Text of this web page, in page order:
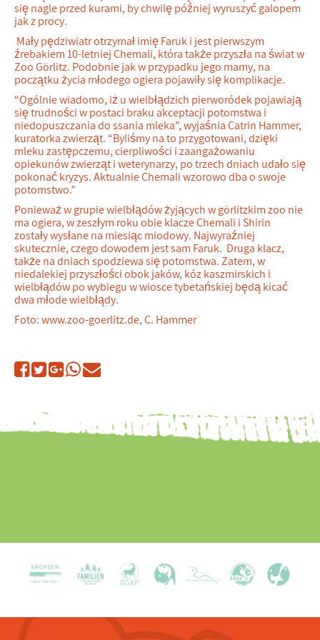
się nagle przed kurami, by chwilę później wyruszyć galopem
jak z procy.
Mały pędziwiatr otrzymał imię Faruk i jest pierwszym
źrebakiem 10-letniej Chemali, która także przyszła na świat w
Zoo Görlitz. Podobnie jak w przypadku jego mamy, na
początku życia młodego ogiera pojawiły się komplikacje.
“Ogólnie wiadomo, iż u wielbłądzich pierworódek pojawiają
się trudności w postaci braku akceptacji potomstwa i
niedopuszczania do ssania mleka”, wyjaśnia Catrin Hammer,
kuratorka zwierząt. “Byliśmy na to przygotowani, dzięki
mleku zastępczemu, cierpliwości i zaangażowaniu
opiekunów zwierząt i weterynarzy, po trzech dniach udało się
pokonać kryzys. Aktualnie Chemali wzorowo dba o swoje
potomstwo.”
Ponieważ w grupie wielbłądów żyjących w görlitzkim zoo nie
ma ogiera, w zeszłym roku obie klacze Chemali i Shirin
zostały wysłane na miesiąc miodowy. Najwyraźniej
skutecznie, czego dowodem jest sam Faruk. Druga klacz,
także na dniach spodziewa się potomstwa. Zatem, w
niedalekiej przyszłości obok jaków, kóz kaszmirskich i
wielbłądów po wybiegu w wiosce tybetańskiej będą kicać
dwa młode wielbłądy.
Foto: www.zoo-goerlitz.de, C. Hammer